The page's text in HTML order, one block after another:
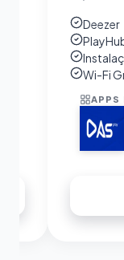
Deezer
Wi-Fi
APPS